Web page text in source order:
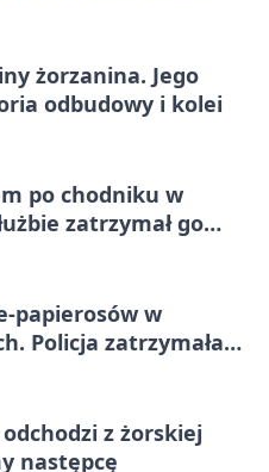
żorzanina. Jego
odbudowy i kolei
po chodniku w
zatrzymał go
papierosów w
Policja zatrzymała
z żorskiej
następcę